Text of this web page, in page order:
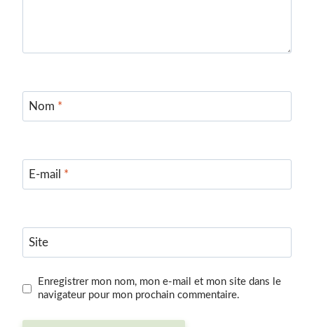
Nom *
E-mail *
Site
Enregistrer mon nom, mon e-mail et mon site dans le
navigateur pour mon prochain commentaire.